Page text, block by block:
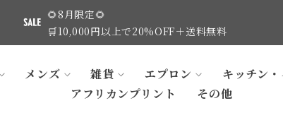
🌻8月限定🌻
🛒10,000円以上で20%OFF＋送料無料
メンズ 雑貨 エプロン
キッチン
アフリカンプリント
その他